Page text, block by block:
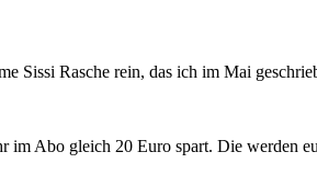
Sissi Rasche rein, das ich im Mai
Abo gleich 20 Euro spart. Die werden